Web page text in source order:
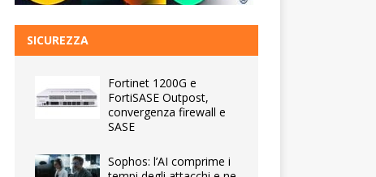
SICUREZZA
Fortinet 1200G e
FortiSASE Outpost,
convergenza firewall e
SASE
Sophos: l’AI comprime i